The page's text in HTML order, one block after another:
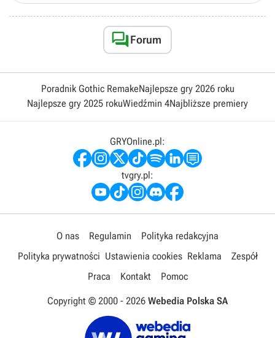
Forum
Poradnik Gothic RemakeNajlepsze gry 2026 roku
Najlepsze gry 2025 rokuWiedźmin 4Najbliższe premiery
GRYOnline.pl:
tvgry.pl:
O nas Regulamin
Polityka redakcyjna
Polityka prywatności Ustawienia cookies Reklama
Zespół
Praca
Kontakt Pomoc
Copyright © 2000 - 2026 Webedia Polska SA